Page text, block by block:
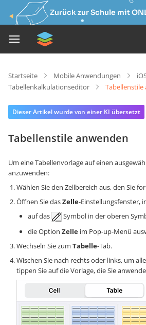
Zurück zur Schule mit
Startseite Mobile Anwendungen
Tabellenkalkulationseditor
Tabellenstile
Dieser Artikel wurde von einer KI übersetzt
Tabellenstile anwenden
Um eine Tabellenvorlage auf einen
anzuwenden:
Wählen Sie den Zellbereich aus, den Sie
Öffnen Sie dasZelle-Einstellungsfenster,
auf das
Symbol in der oberen
die Option Zelle im Pop-up-Menü
Wechseln Sie zum Tabelle-Tab.
Wischen Sie nach rechts oder links, um
tippen Sie auf die Vorlage, die Sie